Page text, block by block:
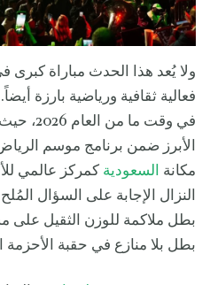
ولا يُعد هذا الحدث مباراة كبرى
فعالية ثقافية ورياضية بارزة
في وقت
الأبرز ضمن برنامج موسم
مكانة السعودية كمركز عالمي
النزال الإجابة على السؤال
بطل ملاكمة للوزن الثقيل على
بطل بلا منازع في حقبة الأحزمة